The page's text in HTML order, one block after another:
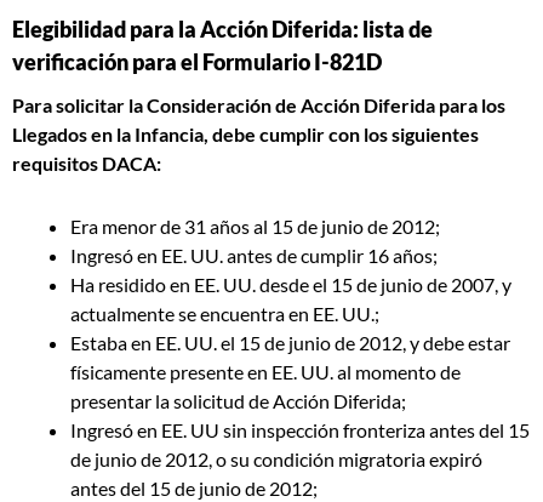
Elegibilidad para la Acción Diferida: lista de
verificación para el Formulario I-821D
Para solicitar la Consideración de Acción Diferida para los
Llegados en la Infancia, debe cumplir con los siguientes
requisitos DACA:
Era menor de 31 años al 15 de junio de 2012;
Ingresó en EE. UU. antes de cumplir 16 años;
Ha residido en EE. UU. desde el 15 de junio de 2007, y
actualmente se encuentra en EE. UU.;
Estaba en EE. UU. el 15 de junio de 2012, y debe estar
físicamente presente en EE. UU. al momento de
presentar la solicitud de Acción Diferida;
Ingresó en EE. UU sin inspección fronteriza antes del 15
de junio de 2012, o su condición migratoria expiró
antes del 15 de junio de 2012;